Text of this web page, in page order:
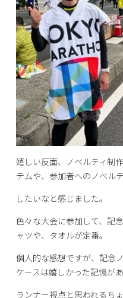
嬉しい反面、ノベルティ制
テムや、参加者へのノベル
したいなと感じました。
色々な大会に参加して、記
ャツや、タオルが定番。
個人的な感想ですが、記念
ケースは嬉しかった記憶があ
ランナー視点と思われるち